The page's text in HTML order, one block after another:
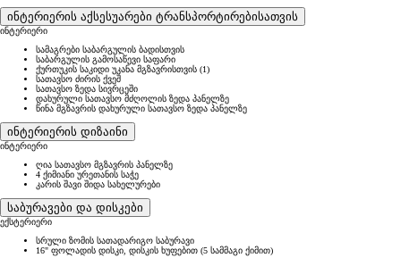
ინტერიერის აქსესუარები ტრანსპორტირებისათვის
ინტერიერი
სამაგრები საბარგულის ბადისთვის
საბარგულის გამოსაწევი საფარი
ქურთუკის საკიდი უკანა მგზავრისთვის (1)
სათავსო ძირის ქვეშ
სათავსო ზედა სივრცეში
დახურული სათავსო მძღოლის ზედა პანელზე
წინა მგზავრის დახურული სათავსო ზედა პანელზე
ინტერიერის დიზაინი
ინტერიერი
ღია სათავსო მგზავრის პანელზე
4 ქიმიანი ურეთანის საჭე
კარის შავი შიდა სახელურები
საბურავები და დისკები
ექსტერიერი
სრული ზომის სათადარიგო საბურავი
16" ფოლადის დისკი, დისკის ხუფებით (5 სამმაგი ქიმით)